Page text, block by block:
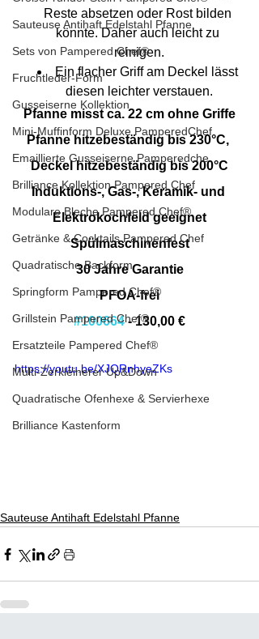
Sauteuse Antihaft Edelstahl Pfanne
Sets von Pampered Chef®
Fruchtleder-Form
Gusseiserne Kollektion
Mini-Muffinform Deluxe PamperedChef
Emaillierte Gusseiserne Pamperedche
Brilliance Kollektion Pampered Chef
Modulare Bleche Pampered Chef®
Getränke & Cocktails Pampered Chef
Quadratische Backform
Springform Pampered Chef®
Grillstein Pampered Chef®
Ersatzteile Pampered Chef®
Multi-Zerkleinerer Up&Down
Quadratische Ofenhexe & Servierhexe
Brilliance Kastenform
Reste absetzen oder Rost bilden
könnte. Daher auch leicht zu
reinigen.
Ein flacher Griff am Deckel lässt
diesen leichter verstauen.
Pfanne misst ca. 22 cm ohne Griffe
Pfanne hitzebeständig bis 230°C,
Deckel hitzebeständig bis 200°C
Induktions-, Gas-, Keramik- und
Elektrokochfeld geeignet
Spülmaschinenfest
30 Jahre Garantie
PFOA-frei
#100664 - 130,00 €
https://youtu.be/XJQRnhyeZKs
Sauteuse Antihaft Edelstahl Pfanne